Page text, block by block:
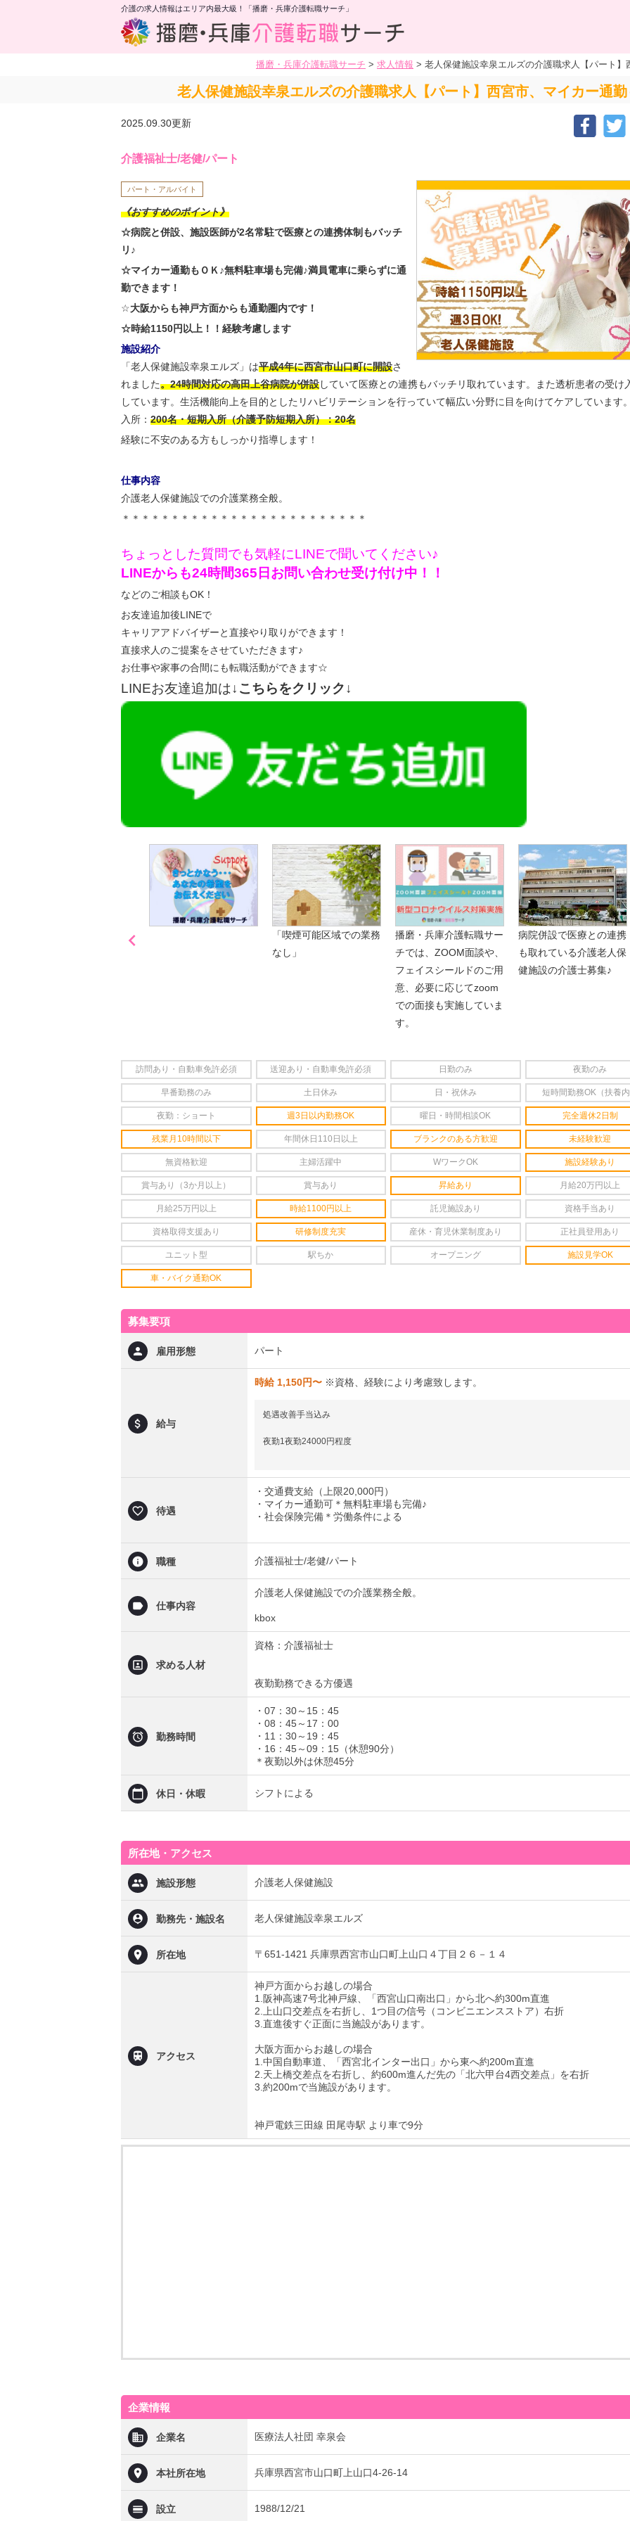
介護の求人情報はエリア内最大級！「播磨・兵庫介護転職サーチ」
播磨・兵庫介護転職サーチ > 求人情報 > 老人保健施設幸泉エルズの介護職求人【パート
老人保健施設幸泉エルズの介護職求人【パート】西宮市、マイカー通
2025.09.30更新
介護福祉士/老健/パート
パート・アルバイト
《おすすめのポイント》
☆病院と併設、施設医師が2名常駐で医療との連携体制もバッチ
リ♪
☆マイカー通勤もＯＫ♪無料駐車場も完備♪満員電車に乗らずに通
勤できます！
☆大阪からも神戸方面からも通勤圏内です！
☆時給1150円以上！！経験考慮します
施設紹介
「老人保健施設幸泉エルズ」は平成4年に西宮市山口町に開設さ
れました。24時間対応の高田上谷病院が併設していて医療との連携もバッチリ取れています。また透析患者の受け
しています。生活機能向上を目的としたリハビリテーションを行っていて幅広い分野に目を向けてケアしています
入所： 200名・短期入所（介護予防短期入所）：20名
経験に不安のある方もしっかり指導します！
仕事内容
介護老人保健施設での介護業務全般。
＊＊＊＊＊＊＊＊＊＊＊＊＊＊＊＊＊＊＊＊＊＊＊＊＊
ちょっとした質問でも気軽にLINEで聞いてください♪
LINEからも24時間365日お問い合わせ受け付け中！！
などのご相談もOK！
お友達追加後LINEで
キャリアアドバイザーと直接やり取りができます！
直接求人のご提案をさせていただきます♪
お仕事や家事の合間にも転職活動ができます☆
LINEお友達追加は↓こちらをクリック↓
「喫煙可能区域での業務
なし」
播磨・兵庫介護転職サー
チでは、ZOOM面談や、
フェイスシールドのご用
意、必要に応じてzoom
での面接も実施していま
す。
病院併設で医療との連携
も取れている介護老人保
健施設の介護士募集♪

訪問あり・自動車免許必須 送迎あり・自動車免許必須 日勤のみ 夜勤のみ
早番勤務のみ 土日休み 日・祝休み 短時間勤務OK（扶養
夜勤：ショート 週3日以内勤務OK 曜日・時間相談OK 完全週休2日制
残業月10時間以下 年間休日110日以上 ブランクのある方歓迎 未経験歓迎
無資格歓迎 主婦活躍中 WワークOK 施設経験あり
賞与あり（3か月以上） 賞与あり 昇給あり 月給20万円以上
月給25万円以上 時給1100円以上 託児施設あり 資格手当あり
資格取得支援あり 研修制度充実 産休・育児休業制度あり 正社員登用あり
ユニット型 駅ちか オープニング 施設見学OK
車・バイク通勤OK
募集要項
雇用形態 パート
給与
時給 1,150円〜 ※資格、経験により考慮致します。
処遇改善手当込み
夜勤1夜勤24000円程度
待遇
・交通費支給（上限20,000円）
・マイカー通勤可＊無料駐車場も完備♪
・社会保険完備＊労働条件による
職種 介護福祉士/老健/パート
仕事内容
介護老人保健施設での介護業務全般。
kbox
求める人材
資格：介護福祉士
夜勤勤務できる方優遇
勤務時間
・07：30～15：45
・08：45～17：00
・11：30～19：45
・16：45～09：15（休憩90分）
＊夜勤以外は休憩45分
休日・休暇 シフトによる
所在地・アクセス
施設形態 介護老人保健施設
勤務先・施設名 老人保健施設幸泉エルズ
所在地 〒651-1421 兵庫県西宮市山口町上山口４丁目２６－１４
アクセス
神戸方面からお越しの場合
1.阪神高速7号北神戸線、「西宮山口南出口」から北へ約300m直進
2.上山口交差点を右折し、1つ目の信号（コンビニエンスストア）右折
3.直進後すぐ正面に当施設があります。
大阪方面からお越しの場合
1.中国自動車道、「西宮北インター出口」から東へ約200m直進
2.天上橋交差点を右折し、約600m進んだ先の「北六甲台4西交差点」を右折
3.約200mで当施設があります。
神戸電鉄三田線 田尾寺駅 より車で9分
企業情報
企業名 医療法人社団 幸泉会
本社所在地 兵庫県西宮市山口町上山口4-26-14
設立 1988/12/21